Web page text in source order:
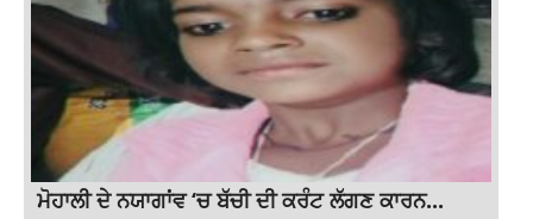
ਮੋਹਾਲੀ ਦੇ ਨਯਾਗਾਂਵ ‘ਚ ਬੱਚੀ ਦੀ ਕਰੰਟ ਲੱਗਣ ਕਾਰਨ...